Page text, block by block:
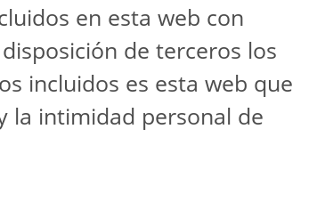
en esta web con
de terceros los
incluidos es esta web que
la intimidad personal de